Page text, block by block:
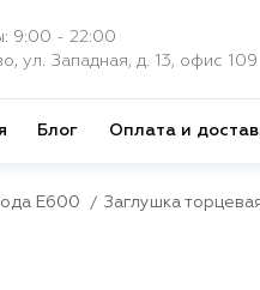
9:00 - 22:00
ул. Западная, д. 13, офис 109
Блог Оплата и
E600 Заглушка